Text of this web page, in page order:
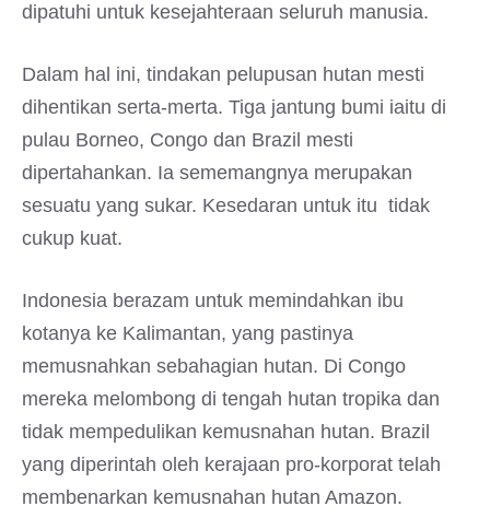
dipatuhi untuk kesejahteraan seluruh manusia.
Dalam hal ini, tindakan pelupusan hutan mesti
dihentikan serta-merta. Tiga jantung bumi iaitu di
pulau Borneo, Congo dan Brazil mesti
dipertahankan. Ia sememangnya merupakan
sesuatu yang sukar. Kesedaran untuk itu tidak
cukup kuat.
Indonesia berazam untuk memindahkan ibu
kotanya ke Kalimantan, yang pastinya
memusnahkan sebahagian hutan. Di Congo
mereka melombong di tengah hutan tropika dan
tidak mempedulikan kemusnahan hutan. Brazil
yang diperintah oleh kerajaan pro-korporat telah
membenarkan kemusnahan hutan Amazon.